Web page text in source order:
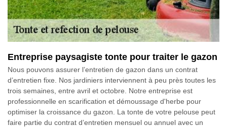
Entreprise paysagiste tonte pour traiter le gazon
Nous pouvons assurer l’entretien de gazon dans un contrat
d’entretien fixe. Nos jardiniers interviennent à peu près toutes les
trois semaines, entre avril et octobre. Notre entreprise est
professionnelle en scarification et démoussage d'herbe pour
optimiser la croissance du gazon. La tonte de votre pelouse peut
faire partie du contrat d’entretien mensuel ou annuel avec un